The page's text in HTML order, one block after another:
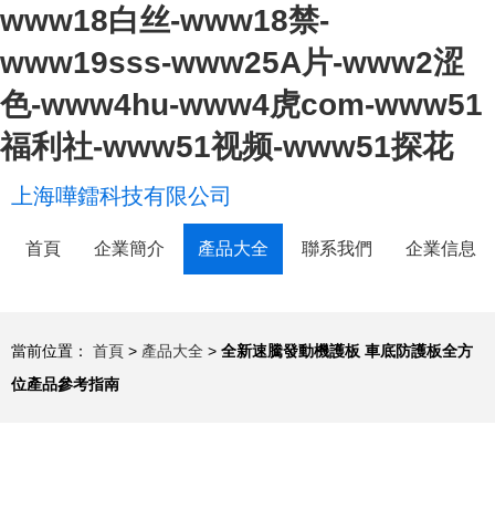
www18白丝-www18禁-
www19sss-www25A片-www2涩
色-www4hu-www4虎com-www51
福利社-www51视频-www51探花
上海嘩鐳科技有限公司
首頁 企業簡介 產品大全 聯系我們 企業信息
當前位置： 首頁 > 產品大全 > 全新速騰發動機護板 車底防護板全方
位產品參考指南